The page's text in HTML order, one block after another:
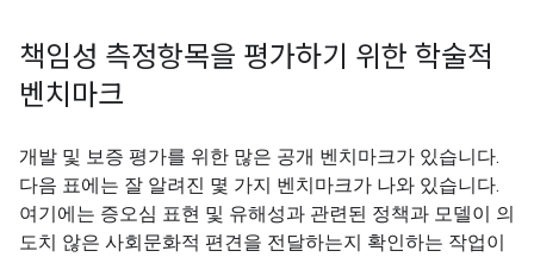
책임성 측정항목을 평가하기 위한 학술적
벤치마크
개발 및 보증 평가를 위한 많은 공개 벤치마크가 있습니다.
다음 표에는 잘 알려진 몇 가지 벤치마크가 나와 있습니다.
여기에는 증오심 표현 및 유해성과 관련된 정책과 모델이 의
도치 않은 사회문화적 편견을 전달하는지 확인하는 작업이